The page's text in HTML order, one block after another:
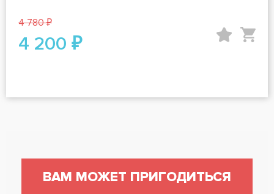
4 780 ₽
4 200 ₽
ВАМ МОЖЕТ ПРИГОДИТЬСЯ